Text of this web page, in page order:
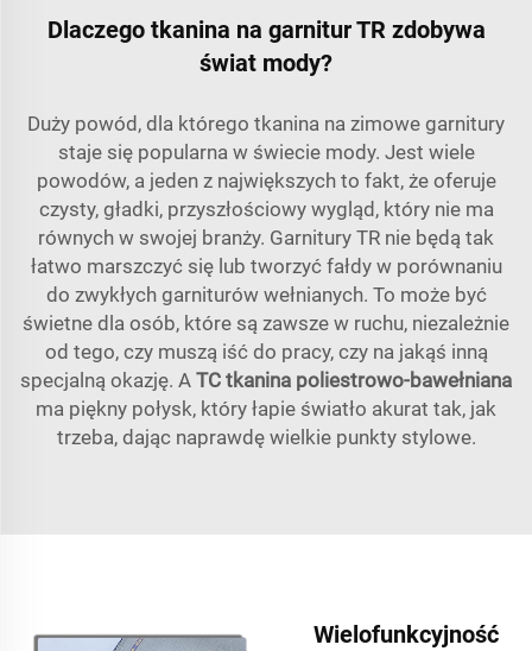
Dlaczego tkanina na garnitur TR zdobywa
świat mody?
Duży powód, dla którego tkanina na zimowe garnitury
staje się popularna w świecie mody. Jest wiele
powodów, a jeden z największych to fakt, że oferuje
czysty, gładki, przyszłościowy wygląd, który nie ma
równych w swojej branży. Garnitury TR nie będą tak
łatwo marszczyć się lub tworzyć fałdy w porównaniu
do zwykłych garniturów wełnianych. To może być
świetne dla osób, które są zawsze w ruchu, niezależnie
od tego, czy muszą iść do pracy, czy na jakąś inną
specjalną okazję. A TC tkanina poliestrowo-bawełniana
ma piękny połysk, który łapie światło akurat tak, jak
trzeba, dając naprawdę wielkie punkty stylowe.
Wielofunkcyjność